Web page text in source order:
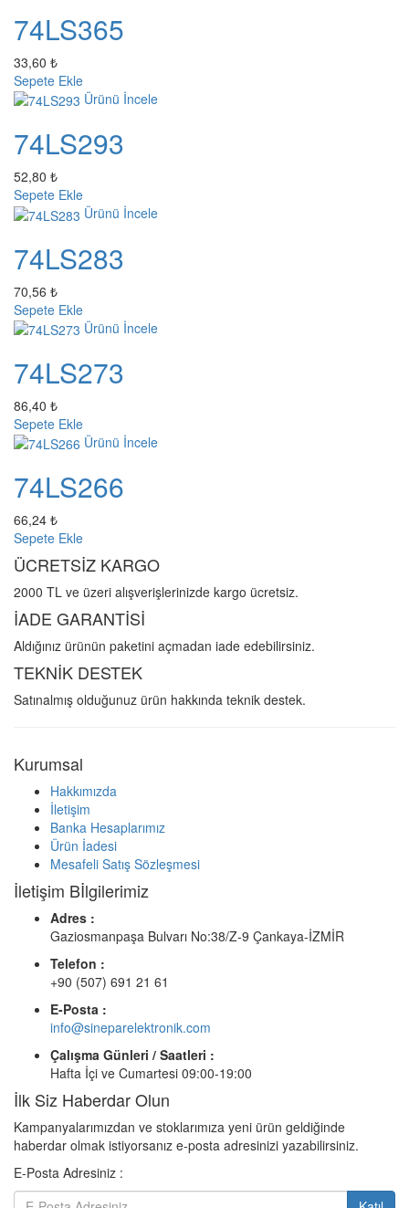
74LS365
33,60 ₺
Sepete Ekle
Ürünü İncele
74LS293
52,80 ₺
Sepete Ekle
Ürünü İncele
74LS283
70,56 ₺
Sepete Ekle
Ürünü İncele
74LS273
86,40 ₺
Sepete Ekle
Ürünü İncele
74LS266
66,24 ₺
Sepete Ekle
ÜCRETSİZ KARGO
2000 TL ve üzeri alışverişlerinizde kargo ücretsiz.
İADE GARANTİSİ
Aldığınız ürünün paketini açmadan iade edebilirsiniz.
TEKNİK DESTEK
Satınalmış olduğunuz ürün hakkında teknik destek.
Kurumsal
Hakkımızda
İletişim
Banka Hesaplarımız
Ürün İadesi
Mesafeli Satış Sözleşmesi
İletişim Bİlgilerimiz
Adres :
Gaziosmanpaşa Bulvarı No:38/Z-9 Çankaya-İZMİR
Telefon :
+90 (507) 691 21 61
E-Posta :
info@sineparelektronik.com
Çalışma Günleri / Saatleri :
Hafta İçi ve Cumartesi 09:00-19:00
İlk Siz Haberdar Olun
Kampanyalarımızdan ve stoklarımıza yeni ürün geldiğinde
haberdar olmak istiyorsanız e-posta adresinizi yazabilirsiniz.
E-Posta Adresiniz :